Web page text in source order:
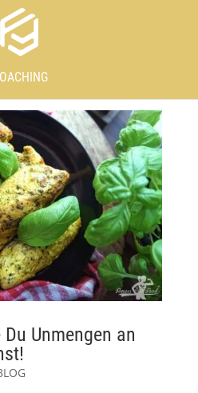
Unmengen an